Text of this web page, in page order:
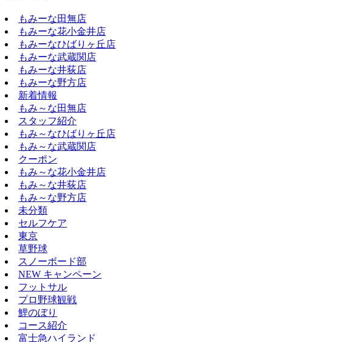
もみーな田無店
もみーな花小金井店
もみーなひばりヶ丘店
もみーな武蔵関店
もみーな井荻店
もみーな野方店
新着情報
もみ～な田無店
スタッフ紹介
もみ～なひばりヶ丘店
もみ～な武蔵関店
クーポン
もみ～な花小金井店
もみ～な井荻店
もみ～な野方店
未分類
セルフケア
東京
草野球
スノーボード部
NEW キャンペーン
フットサル
プロ野球観戦
鯉のぼり
コース紹介
富士急ハイランド